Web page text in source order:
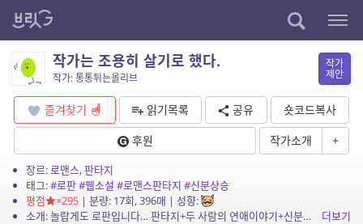
작가는 조용히 살기로 했다.
작가: 통통튀는올리브
작가
제안
즐겨찾기 읽기목록 공유
숏코드복사
후원
작가소개 +
장르:로맨스,판타지
태그:#로판#웹소설 #로맨스판타지 #신분상승
평점
×295| 분량: 17회, 396매 | 성향:
소개: 놀랍게도 로판입니다… 판타지+두 사람의 연애이야기+신분상승 요소가 있습니다. 파업할 섭남은 고용하지 않았습니다. 혁명 안합니다…
더보기